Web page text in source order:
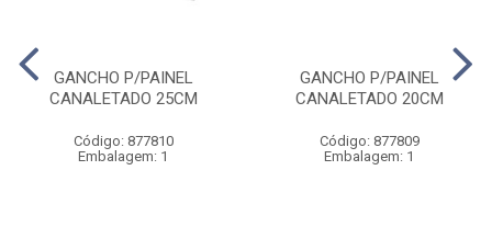
GANCHO P/PAINEL
CANALETADO 25CM
Código: 877810
Embalagem: 1
GANCHO P/PAINEL
CANALETADO 20CM
Código: 877809
Embalagem: 1